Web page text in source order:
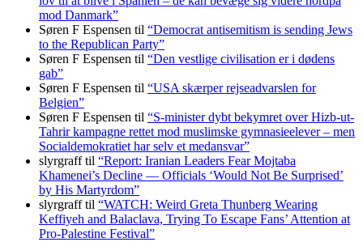
mod Danmark”
Søren F Espensen til “Democrat antisemitism is sending Jews
to the Republican Party”
Søren F Espensen til “Den vestlige civilisation er i dødens
gab”
Søren F Espensen til “USA skærper rejseadvarslen for
Belgien”
Søren F Espensen til “S-minister dybt bekymret over Hizb-ut-
Tahrir kampagne rettet mod muslimske gymnasieelever – men
Socialdemokratiet har selv et medansvar”
slyrgrafftil “Report: Iranian Leaders Fear Mojtaba
Khamenei’s Decline — Officials ‘Would Not Be Surprised’
by His Martyrdom”
slyrgrafftil “WATCH: Weird Greta Thunberg Wearing
Keffiyeh and Balaclava, Trying To Escape Fans’ Attention at
Pro-Palestine Festival”